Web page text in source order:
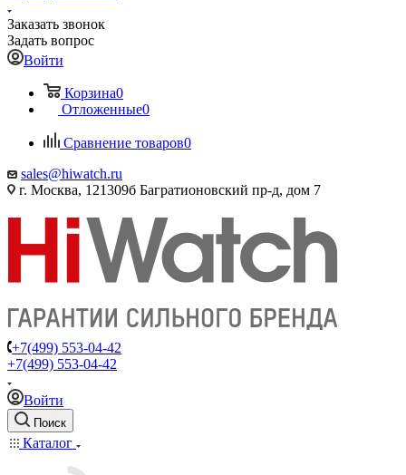
Заказать звонок
Задать вопрос
Войти
Корзина0
Отложенные0
Сравнение товаров0
sales@hiwatch.ru
г. Москва, 121309б Багратионовский пр-д, дом 7
+7(499) 553-04-42
+7(499) 553-04-42
Войти
Поиск
Каталог